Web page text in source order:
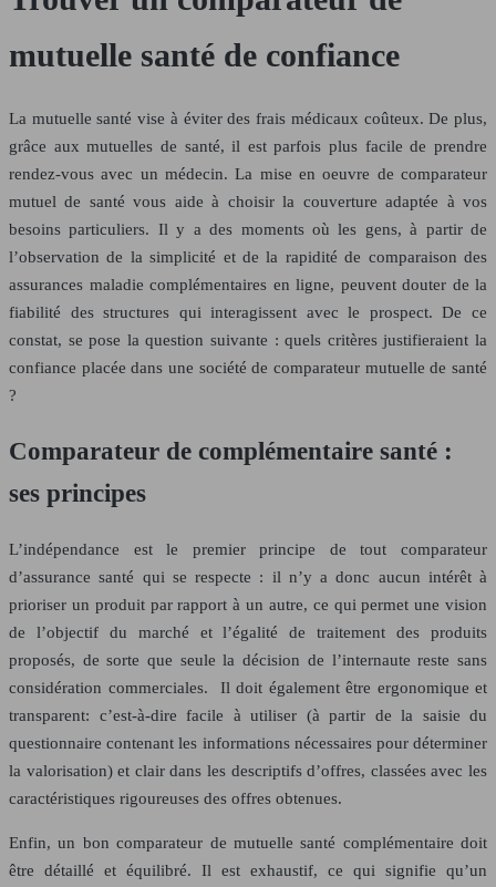
mutuelle santé de confiance
La mutuelle santé vise à éviter des frais médicaux coûteux. De plus,
grâce aux mutuelles de santé, il est parfois plus facile de prendre
rendez-vous avec un médecin. La mise en oeuvre de comparateur
mutuel de santé vous aide à choisir la couverture adaptée à vos
besoins particuliers. Il y a des moments où les gens, à partir de
l’observation de la simplicité et de la rapidité de comparaison des
assurances maladie complémentaires en ligne, peuvent douter de la
fiabilité des structures qui interagissent avec le prospect. De ce
constat, se pose la question suivante : quels critères justifieraient la
confiance placée dans une société de comparateur mutuelle de santé
?
Comparateur de complémentaire santé :
ses principes
L’indépendance est le premier principe de tout comparateur
d’assurance santé qui se respecte : il n’y a donc aucun intérêt à
prioriser un produit par rapport à un autre, ce qui permet une vision
de l’objectif du marché et l’égalité de traitement des produits
proposés, de sorte que seule la décision de l’internaute reste sans
considération commerciales. Il doit également être ergonomique et
transparent: c’est-à-dire facile à utiliser (à partir de la saisie du
questionnaire contenant les informations nécessaires pour déterminer
la valorisation) et clair dans les descriptifs d’offres, classées avec les
caractéristiques rigoureuses des offres obtenues.
Enfin, un bon comparateur de mutuelle santé complémentaire doit
être détaillé et équilibré. Il est exhaustif, ce qui signifie qu’un